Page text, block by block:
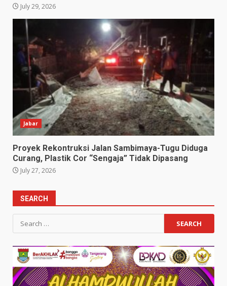
July 29, 2026
Jabar
Proyek Rekontruksi Jalan Sambimaya-Tugu Diduga
Curang, Plastik Cor “Sengaja” Tidak Dipasang
July 27, 2026
SEARCH
Search
for: